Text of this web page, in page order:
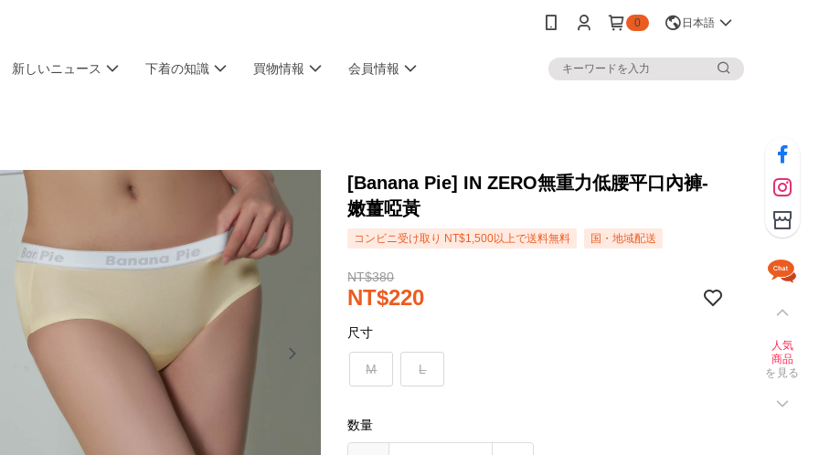
0 日本語
新しいニュース 下着の知識 買物情報 会員情報
[Banana Pie] IN ZERO無重力低腰平口內褲-
嫩薑啞黃
コンビニ受け取り NT$1,500以上で送料無料 国・地域配送
NT$380
NT$220
尺寸
M L
数量
人気
商品
を見る